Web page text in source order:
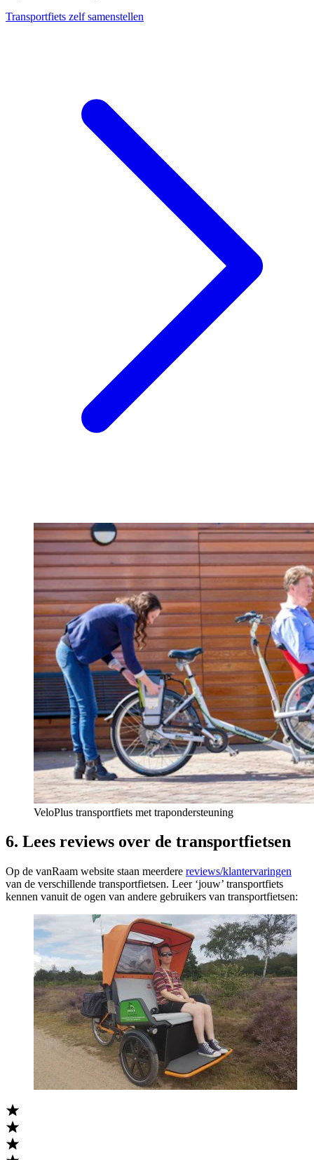
Transportfiets zelf samenstellen
VeloPlus transportfiets met trapondersteuning
6. Lees reviews over de transportfietsen
Op de vanRaam website staan meerdere reviews/klantervaringen
van de verschillende transportfietsen. Leer ‘jouw’ transportfiets
kennen vanuit de ogen van andere gebruikers van transportfietsen: